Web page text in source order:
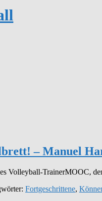
– Manuel
Volleyball-TrainerMOOC,
Fortgeschrittene, Könner